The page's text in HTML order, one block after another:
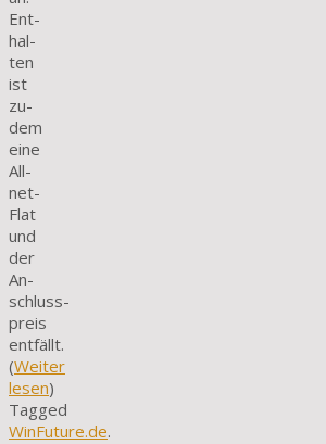
Ent­
hal­
ten
ist
zu­
dem
eine
All­
net-
Flat
und
der
An­
schluss­
preis
entfällt.
(Weiter
lesen)
Tagged
WinFuture.de.